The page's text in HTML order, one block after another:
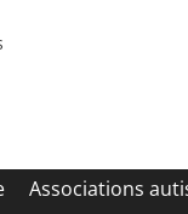
Associations